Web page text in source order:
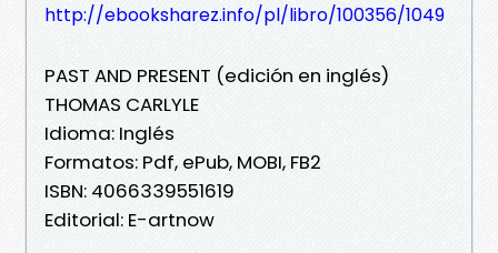
http://ebooksharez.info/pl/libro/100356/1049
PAST AND PRESENT (edición en inglés)
THOMAS CARLYLE
Idioma: Inglés
Formatos: Pdf, ePub, MOBI, FB2
ISBN: 4066339551619
Editorial: E-artnow